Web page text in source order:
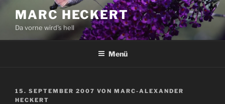
Inhalt
springen
MARC HECKERT
Da vorne wird's hell
Menü
VERÖFFENTLICHT
AM
15. SEPTEMBER 2007 VON MARC-ALEXANDER
HECKERT